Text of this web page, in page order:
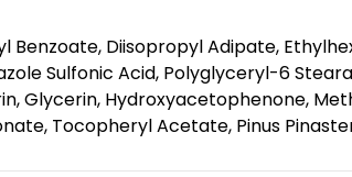
Benzoate, Diisopropyl Adipate,
Sulfonic Acid, Polyglyceryl-6
Glycerin, Hydroxyacetophenone,
Tocopheryl Acetate, Pinus